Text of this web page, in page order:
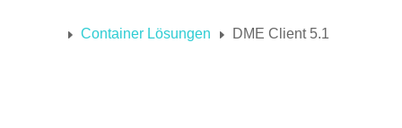
E Container Lösungen E DME Client 5.1